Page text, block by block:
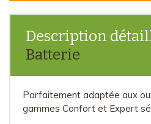
Description
Batterie
Parfaitement adaptée aux
gammes Confort et Expert